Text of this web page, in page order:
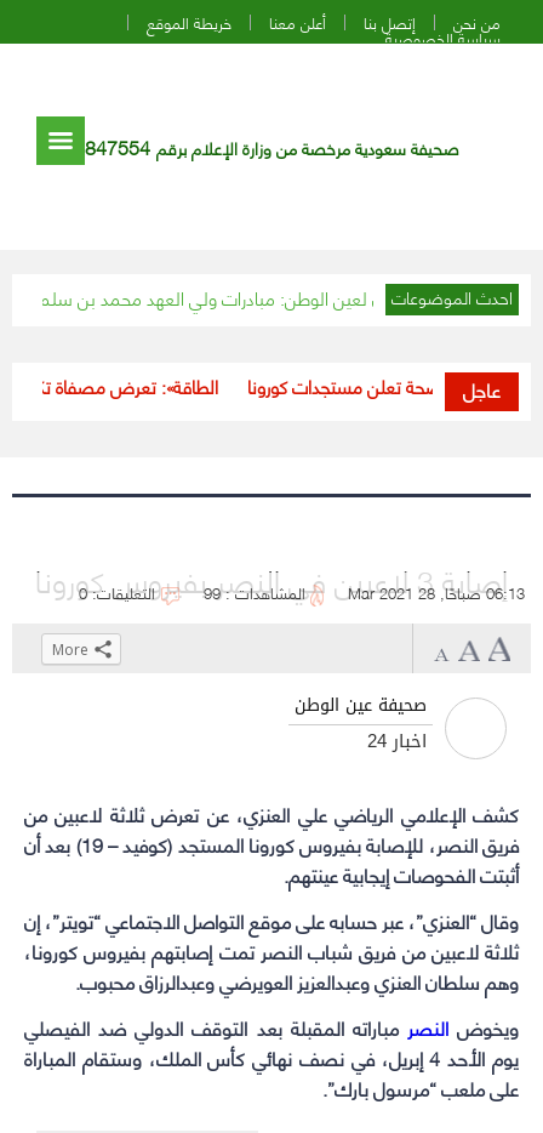
من نحن إتصل بنا أعلن معنا خريطة الموقع
سياسة الخصوصية
صحيفة سعودية مرخصة من وزارة الإعلام برقم 847554
احدث الموضوعات
علماء باكستان لعين الوطن: مبادرات ولي العهد محمد بن سلمان خير
عاجل «الطاقة»: تعرض مصفاة تكرير وزارة الصحة تعلن مستجدات كورونا
إصابة 3 لاعبين في النصر بفيروس كورونا06:13 صباحًا, 28 Mar 2021 المشاهدات : 99 التعليقات: 0
صحيفة عين الوطن
أخبار 24
كشف الإعلامي الرياضي علي العنزي، عن تعرض ثلاثة لاعبين من
فريق النصر
، للإصابة بفيروس كورونا المستجد (كوفيد – 19) بعد أن
أثبتت الفحوصات إيجابية عينتهم.
وقال “العنزي”، عبر حسابه على موقع التواصل الاجتماعي “تويتر”، إن
ثلاثة لاعبين من فريق شباب النصر تمت إصابتهم بفيروس كورونا،
وهم سلطان العنزي وعبدالعزيز العويرضي وعبدالرزاق محبوب.
ويخوضالنصر مباراته المقبلة بعد التوقف الدولي ضد الفيصلي
يوم الأحد 4 إبريل، في نصف نهائي كأس الملك، وستقام المباراة
على ملعب “مرسول بارك”.
(Opens
in
(Opens
in
(Opens
in
Click
(Opens
in
More